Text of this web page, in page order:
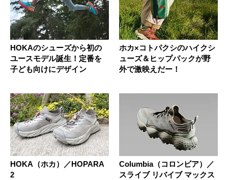
HOKAのシューズから初の
ユースモデル誕生！定番を
子ども向けにデザイン
ホカ×コトパクシのハイクシ
ューズ＆ヒップパックが野
外で激映えだー！
HOKA（ホカ）／HOPARA
2
Columbia（コロンビア）／
スライブ リバイブ マックス